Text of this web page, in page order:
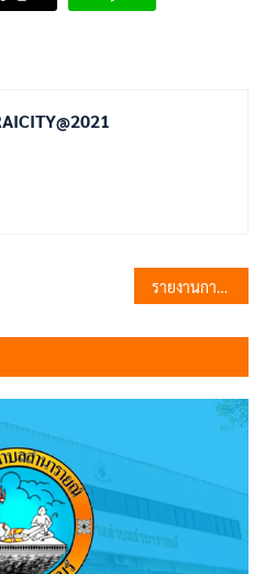
รายงานการประชุมสภาเทศบาลตำบลำนารายณ์ สมัยวิสามัญ สมัยที่ 1 ประจำปี พ.ศ. 2567